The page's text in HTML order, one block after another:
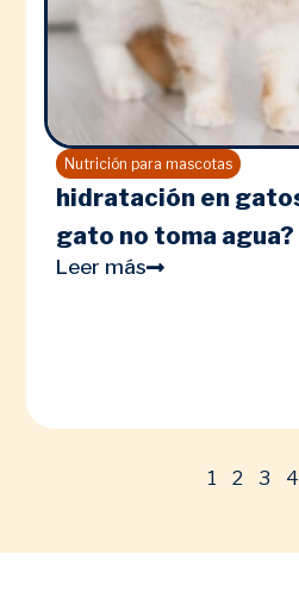
Nutrición para mascotas
hidratación en
gato no toma agua?
Leer más
1 2 3 4